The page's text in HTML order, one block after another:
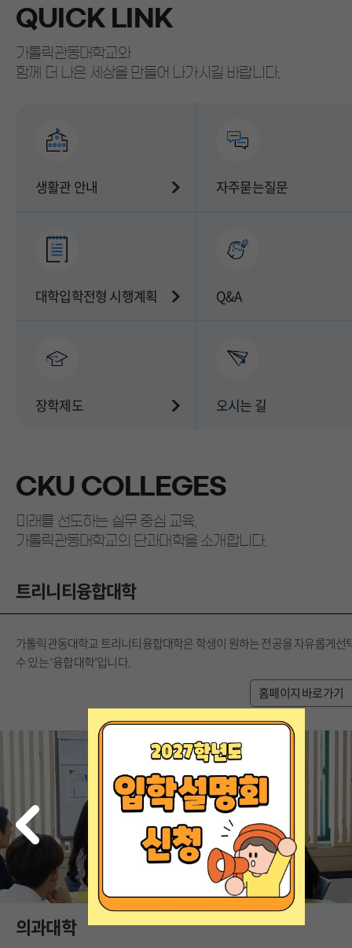
QUICK LINK
가톨릭관동대학교와
함께 더 나은 세상을 만들어 나가시길 바랍니다.
생활관 안내 자주묻는질문
대학입학전형 시행계획 Q&A
장학제도 오시는 길
CKU COLLEGES
미래를 선도하는 실무 중심 교육,
가톨릭관동대학교의 단과대학을 소개합니다.
트리니티융합대학
가톨릭관동대학교 트리니티융합대학은 학생이 원하는 전공을 자유롭게선
수 있는 ‘융합대학’입니다.
홈페이지 바로가기
의과대학 College of